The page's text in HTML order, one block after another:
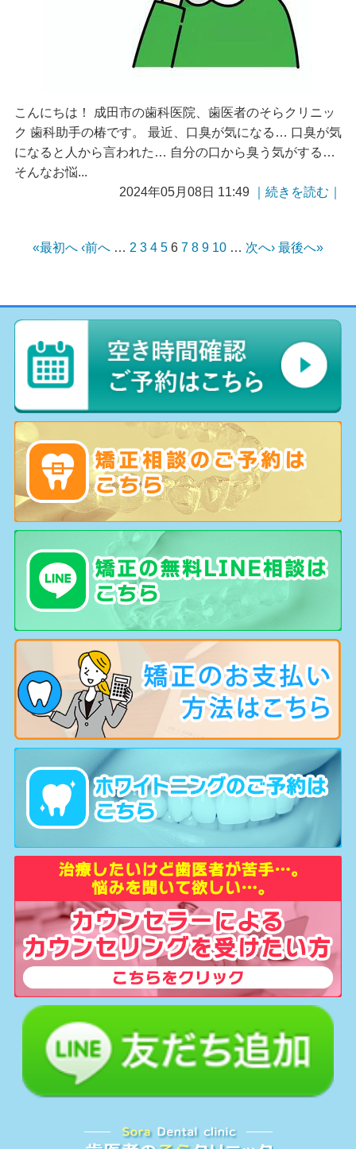
こんにちは！ 成田市の歯科医院、歯医者のそらクリニッ
ク 歯科助手の椿です。 最近、口臭が気になる… 口臭が気
になると人から言われた… 自分の口から臭う気がする…
そんなお悩...
2024年05月08日 11:49
｜続きを読む｜
«最初へ ‹前へ … 2 3 4 5 6 7 8 9 10 … 次へ› 最後へ»